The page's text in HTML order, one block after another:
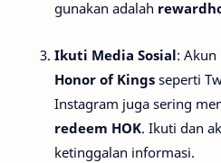
gunakan adalah
Ikuti Media Sosial: Akun
Honor of Kings seperti
Instagram juga sering
redeem HOK. Ikuti dan
ketinggalan informasi.